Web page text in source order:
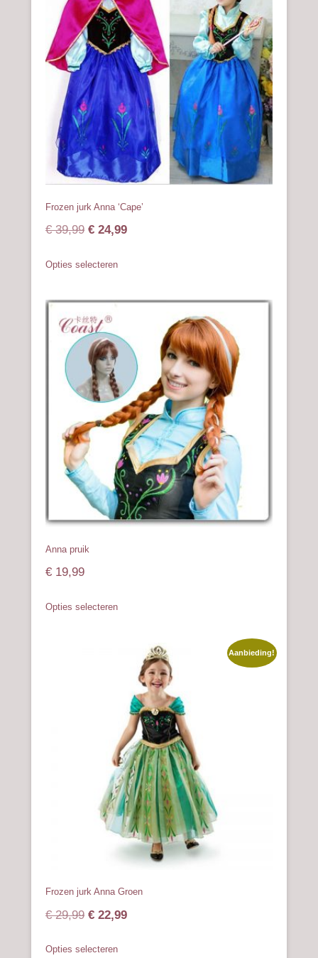
Frozen jurk Anna ‘Cape’
€39,99 Oorspronkelijke
was:
€ 24,99Huidige
Opties selecteren
product
meerdere
Deze
optie
gekozen
worden
op
de
productpagina
Anna pruik
€ 19,99
Opties selecteren
product
meerdere
variaties.
Deze
optie
kan
gekozen
worden
op
de
productpagina
Aanbieding!
Frozen jurk Anna Groen
€29,99 Oorspronkelijke
€ 22,99Huidige
Opties selecteren
product